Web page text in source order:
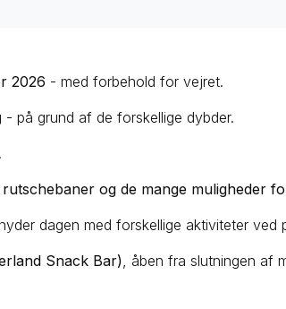
2026 - med forbehold for vejret.
- på grund af de forskellige dybder.
og de mange muligheder
dagen med forskellige aktiviteter ved
Snack Bar) , åben fra slutningen af